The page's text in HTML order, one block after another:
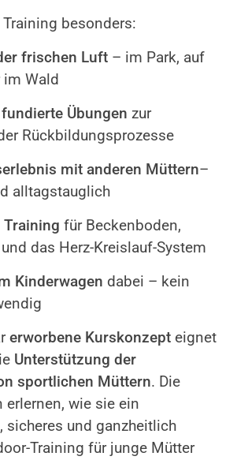
besonders:
frischen Luft– im Park, auf
im Wald
Übungen zur
Rückbildungsprozesse
mit anderen Müttern–
alltagstauglich
Training für Beckenboden,
das Herz-Kreislauf-System
Kinderwagen dabei – kein
erworbene Kurskonzepteignet
Unterstützung der
sportlichen Müttern. Die
erlernen, wie sie ein
sicheres und ganzheitlich
Training für junge Mütter